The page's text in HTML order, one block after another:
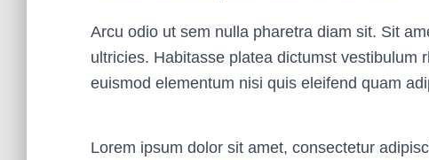
Arcu odio ut sem nulla pharetra diam sit. Sit
ultricies. Habitasse platea dictumst vestibulum
euismod elementum nisi quis eleifend quam
Lorem ipsum dolor sit amet, consectetur